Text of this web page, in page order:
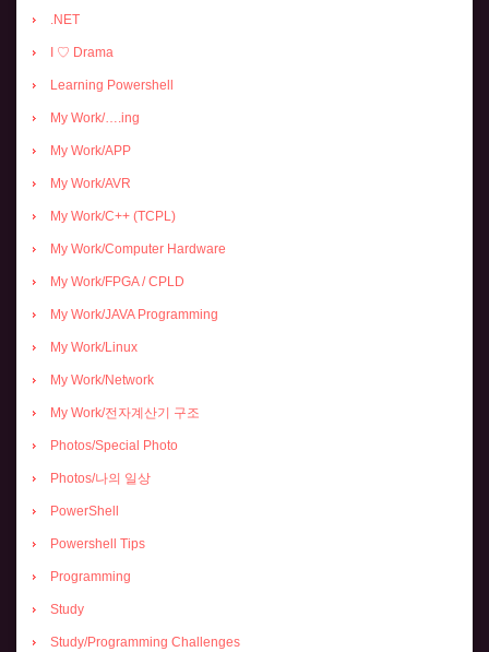
.NET
I ♡ Drama
Learning Powershell
My Work/….ing
My Work/APP
My Work/AVR
My Work/C++ (TCPL)
My Work/Computer Hardware
My Work/FPGA / CPLD
My Work/JAVA Programming
My Work/Linux
My Work/Network
My Work/전자계산기 구조
Photos/Special Photo
Photos/나의 일상
PowerShell
Powershell Tips
Programming
Study
Study/Programming Challenges